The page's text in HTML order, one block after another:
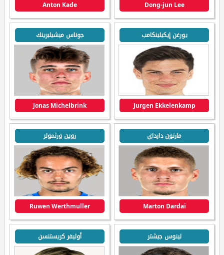
Dong-jun Lee
Anton Kade
يورغن إيكيلينكامب
Jurgen Ekkelenkamp
جوناس ميشيلبرينك
Jonas Michelbrink
مارتون دارداي
Marton Dardai
روين ورثمولر
Ruwen Werthmuller
لينوس جيشتر أوليفر كريستنسن